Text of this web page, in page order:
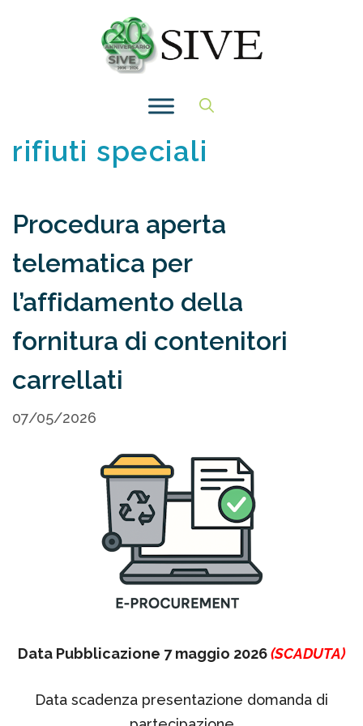
rifiuti speciali
Procedura aperta
telematica per
l’affidamento della
fornitura di contenitori
carrellati
07/05/2026
Data Pubblicazione 7 maggio 2026(SCADUTA)
Data scadenza presentazione domanda di